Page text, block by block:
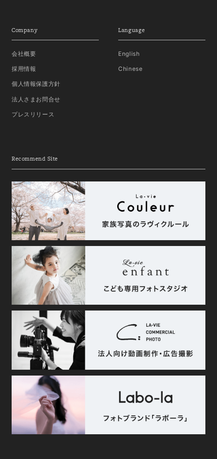
Company
会社概要
採用情報
個人情報保護方針
法人さまお問合せ
プレスリリース
Language
English
Chinese
Recommend Site